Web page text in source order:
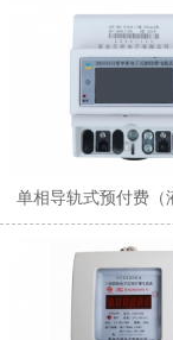
单相导轨式预付费（